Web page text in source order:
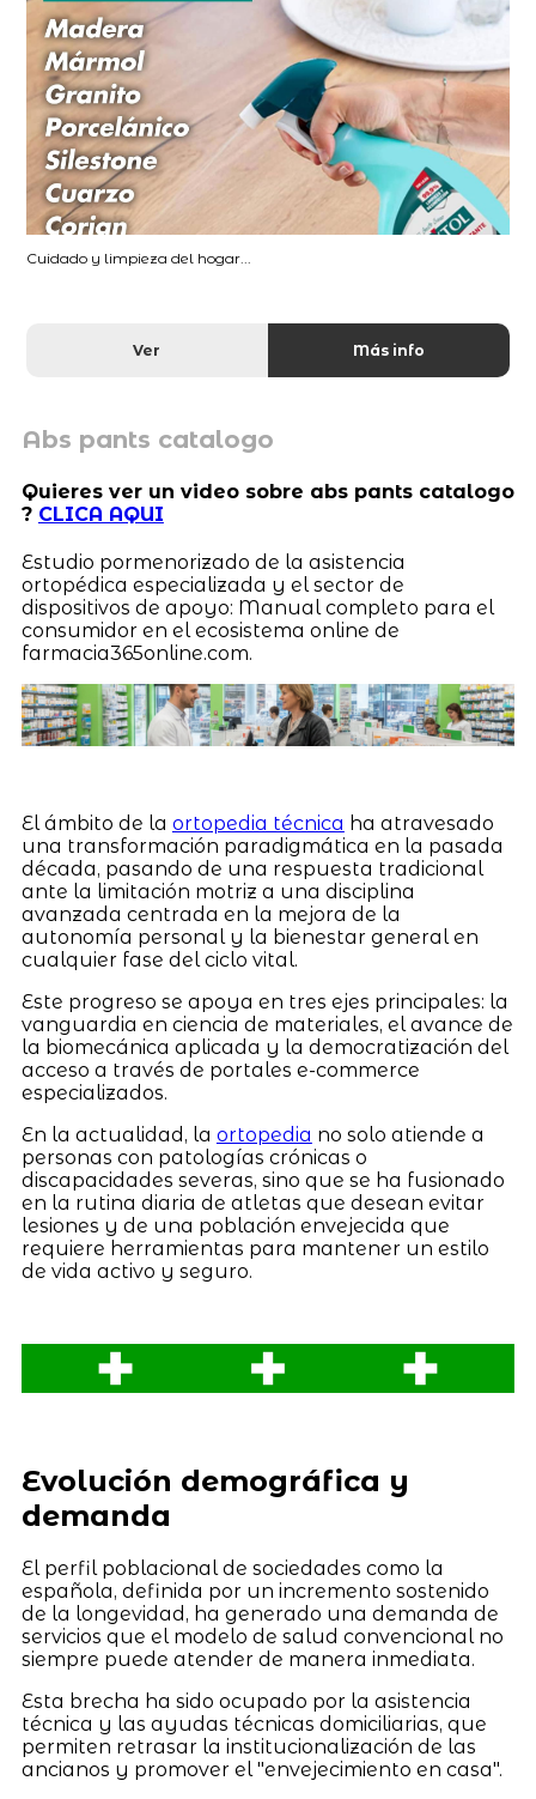
Cuidado y limpieza del hogar...
Ver Más info
Abs pants catalogo
Quieres ver un video sobre abs pants catalogo
? CLICA AQUI
Estudio pormenorizado de la asistencia
ortopédica especializada y el sector de
dispositivos de apoyo: Manual completo para el
consumidor en el ecosistema online de
farmacia365online.com.
El ámbito de la ortopedia técnica ha atravesado
una transformación paradigmática en la pasada
década, pasando de una respuesta tradicional
ante la limitación motriz a una disciplina
avanzada centrada en la mejora de la
autonomía personal y la bienestar general en
cualquier fase del ciclo vital.
Este progreso se apoya en tres ejes principales: la
vanguardia en ciencia de materiales, el avance de
la biomecánica aplicada y la democratización del
acceso a través de portales e-commerce
especializados.
En la actualidad, la ortopedia no solo atiende a
personas con patologías crónicas o
discapacidades severas, sino que se ha fusionado
en la rutina diaria de atletas que desean evitar
lesiones y de una población envejecida que
requiere herramientas para mantener un estilo
de vida activo y seguro.
Evolución demográfica y
demanda
El perfil poblacional de sociedades como la
española, definida por un incremento sostenido
de la longevidad, ha generado una demanda de
servicios que el modelo de salud convencional no
siempre puede atender de manera inmediata.
Esta brecha ha sido ocupado por la asistencia
técnica y las ayudas técnicas domiciliarias, que
permiten retrasar la institucionalización de las
ancianos y promover el "envejecimiento en casa".